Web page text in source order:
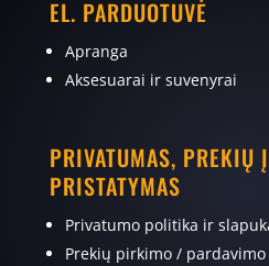
EL. PARDUOTUVĖ
Apranga
Aksesuarai ir suvenyrai
PRIVATUMAS, PREKIŲ
PRISTATYMAS
Privatumo politika ir
Prekių pirkimo / pardavimo